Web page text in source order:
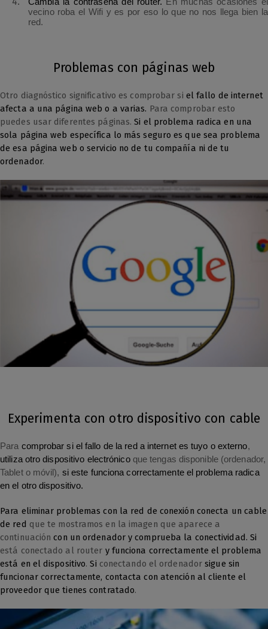
Cambia la contraseña del router. En muchas ocasiones el
vecino roba el Wifi y es por eso lo que no nos llega bien la
red.
Problemas con páginas web
Otro diagnóstico significativo es comprobar si el fallo de internet
afecta a una página web o a varias. Para comprobar esto
puedes usar diferentes páginas.Si el problema radica en una
sola página web específica lo más seguro es que sea problema
de esa página web o servicio no de tu compañía ni de tu
ordenador.
Experimenta con otro dispositivo con cable
Para comprobar si el fallo de la red a internet es tuyo o externo,
utiliza otro dispositivo electrónicoque tengas disponible (ordenador,
Tablet o móvil), si este funciona correctamente el problema radica
en el otro dispositivo.
Para eliminar problemas con la red de conexión conecta un cable
de red que te mostramos en la imagen que aparece a
continuacióncon un ordenador y comprueba la conectividad. Si
está conectado al router y funciona correctamente el problema
está en el dispositivo.Si conectando el ordenadorsigue sin
funcionar correctamente, contacta con atención al cliente el
proveedor que tienes contratado.